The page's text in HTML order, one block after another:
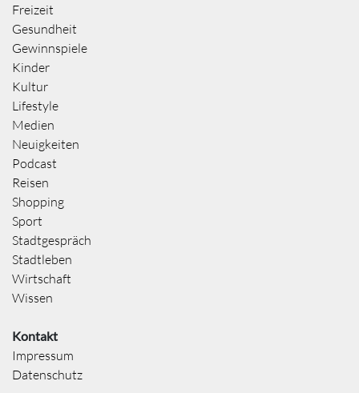
Freizeit
Gesundheit
Gewinnspiele
Kinder
Kultur
Lifestyle
Medien
Neuigkeiten
Podcast
Reisen
Shopping
Sport
Stadtgespräch
Stadtleben
Wirtschaft
Wissen
Kontakt
Impressum
Datenschutz